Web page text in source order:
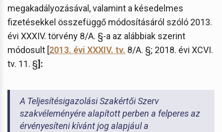
megakadályozásával, valamint a késedelmes
fizetésekkel összefüggő módosításáról szóló 2013.
évi XXXIV. törvény 8/A. §-a az alábbiak szerint
módosult [2013. évi XXXIV. tv. 8/A. §; 2018. évi XCVI.
tv. 11. §] :
A Teljesítésigazolási Szakértői Szerv
szakvéleményére alapított perben a felperes az
érvényesíteni kívánt jog alapjául a